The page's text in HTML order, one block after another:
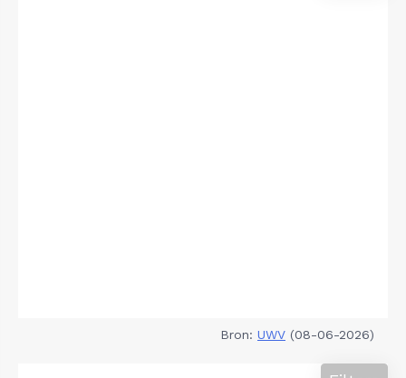
Bron: UWV (08-06-2026)